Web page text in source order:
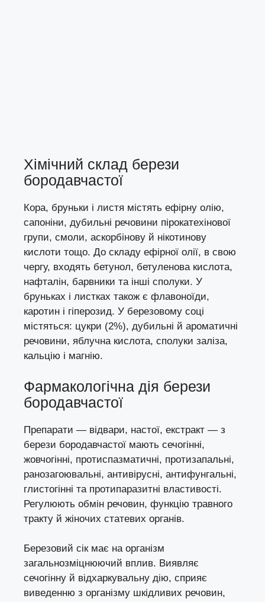
Хімічний склад берези
бородавчастої
Кора, бруньки і листя містять ефірну олію,
сапоніни, дубильні речовини пірокатехінової
групи, смоли, аскорбінову й нікотинову
кислоти тощо. До складу ефірної олії, в свою
чергу, входять бетунол, бетуленова кислота,
нафталін, барвники та інші сполуки. У
бруньках і листках також є флавоноїди,
каротин і гіперозид. У березовому соці
містяться: цукри (2%), дубильні й ароматичні
речовини, яблучна кислота, сполуки заліза,
кальцію і магнію.
Фармакологічна дія берези
бородавчастої
Препарати — відвари, настої, екстракт — з
берези бородавчастої мають сечогінні,
жовчогінні, протиспазматичні, протизапальні,
ранозагоювальні, антивірусні, антифунгальні,
глистогінні та протипаразитні властивості.
Регулюють обмін речовин, функцію травного
тракту й жіночих статевих органів.
Березовий сік має на організм
загальнозміцнюючий вплив. Виявляє
сечогінну й відхаркувальну дію, сприяє
виведенню з організму шкідливих речовин,